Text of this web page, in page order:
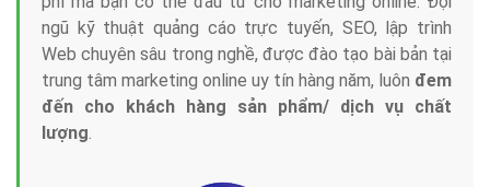
Quảng Cáo Google
App